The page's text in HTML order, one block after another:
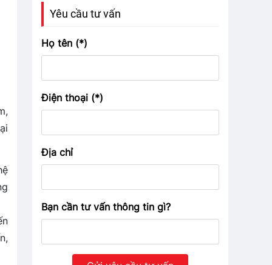
Yêu cầu tư vấn
Họ tên (*)
Điện thoại (*)
Địa chỉ
Bạn cần tư vấn thông tin gì?